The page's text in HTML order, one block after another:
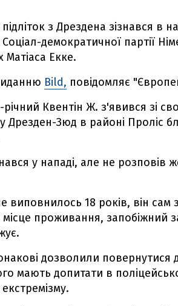
з Дрездена зізнався в
демократичної партії
Екке.
Bild, повідомляє
Квентін Ж. з'явився зі
Дрезден-Зюд в районі Проліс
у нападі, але не розповів
18 років, він сам
місце проживання, запобіжний
дозволили повернутися
мають допитати в